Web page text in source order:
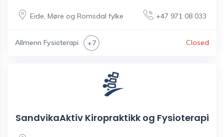
Eide Møre og Romsdal fylke +47 971 08 033
Allmenn Fysioterapi +7 Closed
SandvikaAktiv Kiropraktikk og Fysioterapi